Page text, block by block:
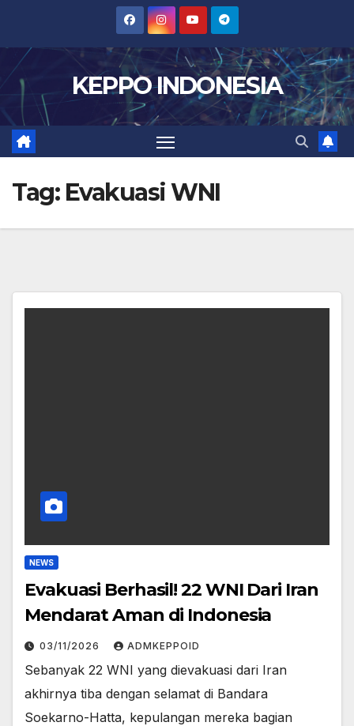
content
KEPPO INDONESIA
Tag: Evakuasi WNI
NEWS
Evakuasi Berhasil! 22 WNI Dari Iran
Mendarat Aman di Indonesia
03/11/2026 ADMKEPPOID
Sebanyak 22 WNI yang dievakuasi dari Iran
akhirnya tiba dengan selamat di Bandara
Soekarno-Hatta, kepulangan mereka bagian